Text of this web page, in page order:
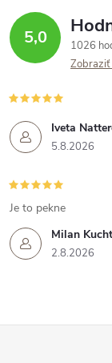
5,0
1026
Zobraziť
Iveta
5.8.2026
Milan
2.8.2026
Je to pekne